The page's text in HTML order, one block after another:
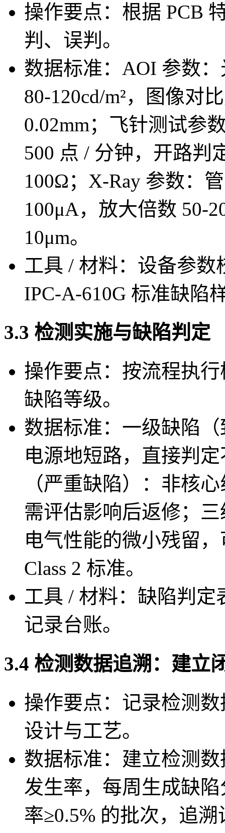
操作要点：根据 PCB
判、误判。
数据标准：AOI 参数：
80-120cd/m²，图像对
0.02mm；飞针测试参
500 点 / 分钟，开路判
100Ω；X-Ray 参数：
100μA，放大倍数 50-
10μm。
工具 / 材料：设备参
IPC-A-610G 标准缺陷
3.3 检测实施与缺陷判定
操作要点：按流程执
缺陷等级。
数据标准：一级缺陷
电源地短路，直接判
（严重缺陷）：非核
需评估影响后返修；
电气性能的微小残留
Class 2 标准。
工具 / 材料：缺陷判定
记录台账。
3.4 检测数据追溯：建立
操作要点：记录检测
设计与工艺。
数据标准：建立检测
发生率，每周生成缺
率≥0.5% 的批次，追